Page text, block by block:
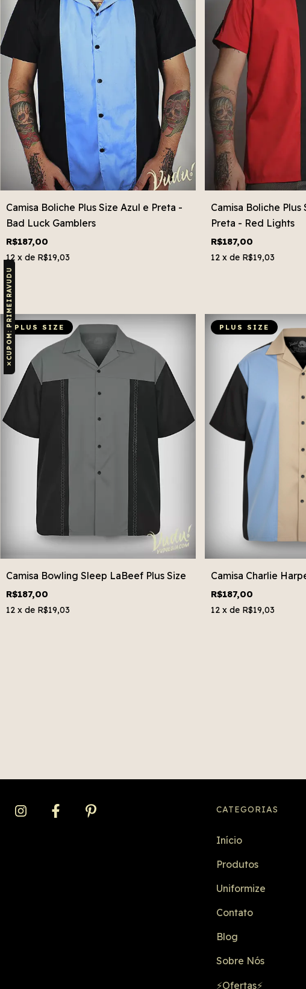
Camisa Boliche Plus Size Azul e Preta -
Bad Luck Gamblers
R$187,00
12 x de R$19,03
Camisa Boliche Plus
Preta - Red Lights
R$187,00
12 x de R$19,03
PLUS SIZE
Camisa Bowling Sleep LaBeef Plus Size
R$187,00
12 x de R$19,03
PLUS SIZE
Camisa Charlie
R$187,00
12 x de R$19,03
CATEGORIAS
Início
Produtos
Uniformize
Contato
Blog
Sobre Nós
⚡Ofertas⚡
✕
CUPOM: PRIMEIRAVUDU